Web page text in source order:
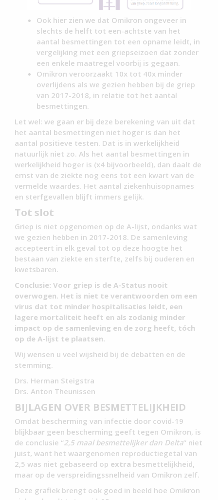
Ook hier zien we dat Omikron ongeveer in
slechts de helft tot een-achtste van het
aantal besmettingen tot een opname leidt, in
vergelijking met een griepseizoen dat zonder
een enkele maatregel voorbij is gegaan.
Omikron veroorzaakt 10x tot 40x minder
overlijdens als we gezien hebben bij de griep
van 2017-2018, in relatie tot het aantal
besmettingen.
Let wel: we gaan er bij deze berekening van uit dat
het aantal besmettingen niet hoger is dan het
aantal positieve testen. Dat is in werkelijkheid
natuurlijk niet zo. Als het aantal besmettingen in
werkelijkheid hoger is (x4 bijvoorbeeld), dan daalt de
ernst van de ziekte nog eens tot een kwart van de
vermelde waardes. Het aantal ziekenhuisopnames
en sterfgevallen blijft immers gelijk.
Tot slot
Griep is niet opgenomen op de A-lijst, ondanks wat
we gezien hebben in 2017-2018. De samenleving
accepteert in elk geval tot op deze hoogte het
bestaan van ziekte en sterfte, zelfs bij ouderen en
kwetsbaren.
Conclusie: Voor griep is de A-Status nooit
overwogen. Het is niet te verantwoorden om een
virus dat tot minder hospitalisaties leidt, een
lagere mortaliteit heeft en als zodanig minder
impact op de samenleving en de zorg heeft, tóch
op de A-lijst te plaatsen.
Wij wensen u veel wijsheid bij de debatten en de
stemming.
Drs. Herman Steigstra
Drs. Anton Theunissen
BIJLAGEN OVER BESMETTELIJKHEID
Omdat bescherming van infectie door covid-19
blijkbaar geen bescherming geeft tegen Omikron, is
de conclusie “2,5 maal besmettelijker dan Delta” niet
juist, want het waargenomen reproductiegetal van
2,5 was niet gebaseerd op extra besmettelijkheid,
maar op de verspreidingssnelheid van Omikron zelf.
Deze grafiek brengt ook goed in beeld hoe Omikron